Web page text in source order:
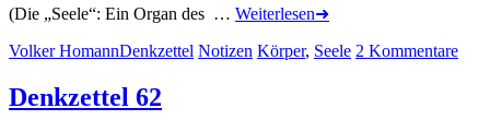
(Die „See­le“: Ein Or­gan des … Weiterlesen➜
Autor
Volker HomannRubrik
Denkzettel Kategorien
Notizen Lemmata
Körper, Seele 2 Kommentare
Denkzettel 62